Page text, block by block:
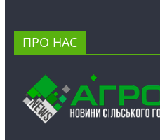
ПРО НАС